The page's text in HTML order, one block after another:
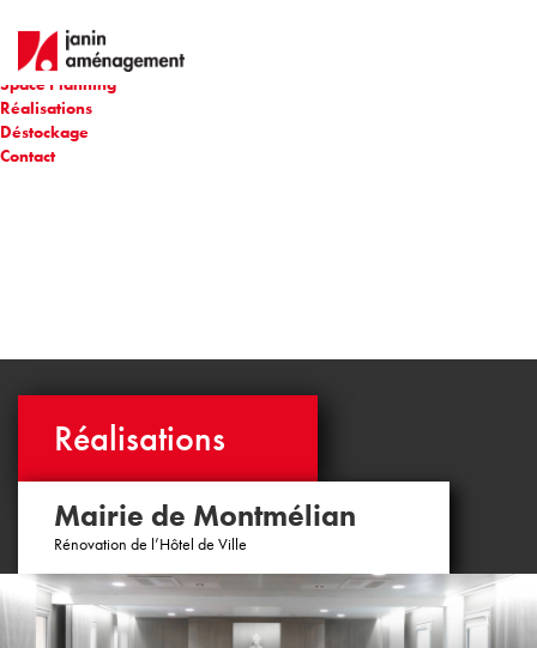
Qui sommes nous ?
Mobilier
Space Planning
Réalisations
Déstockage
Contact
Réalisations
Mairie de Montmélian
Rénovation de l’Hôtel de Ville